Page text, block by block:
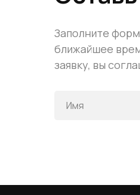
Заполните
ближайшее
заявку, вы